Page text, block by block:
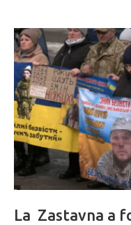
La Zastavna a